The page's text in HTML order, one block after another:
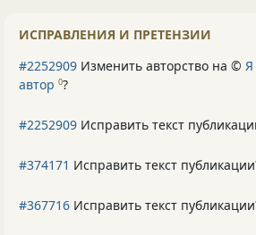
ИСПРАВЛЕНИЯ И ПРЕТЕНЗИИ
#2252909 Изменить авторство на ©
автор 0?
#2252909 Исправить текст
#374171 Исправить текст
#367716 Исправить текст